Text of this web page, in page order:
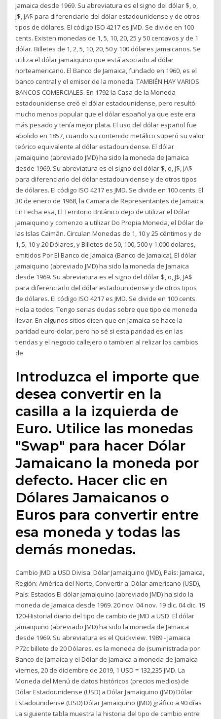
Jamaica desde 1969. Su abreviatura es el signo del dólar $, o,
J$, JA$ para diferenciarlo del dólar estadounidense y de otros
tipos de dólares. El código ISO 4217 es JMD. Se divide en 100
cents. Existen monedas de 1, 5, 10, 20, 25 y 50 centavos y de 1
dólar. Billetes de 1, 2, 5, 10, 20, 50 y 100 dólares jamaicanos. Se
utiliza el dólar jamaiquino que está asociado al dólar
norteamericano. El Banco de Jamaica, fundado en 1960, es el
banco central y el emisor de la moneda. TAMBIÉN HAY VARIOS
BANCOS COMERCIALES. En 1792 la Casa de la Moneda
estadounidense creó el dólar estadounidense, pero resultó
mucho menos popular que el dólar español ya que este era
más pesado y tenía mejor plata. El uso del dólar español fue
abolido en 1857, cuando su contenido metálico superó su valor
teórico equivalente al dólar estadounidense. El dólar
jamaiquino (abreviado JMD) ha sido la moneda de Jamaica
desde 1969. Su abreviatura es el signo del dólar $, o, J$, JA$
para diferenciarlo del dólar estadounidense y de otros tipos
de dólares. El código ISO 4217 es JMD. Se divide en 100 cents. El
30 de enero de 1968, la Camara de Representantes de Jamaica
En Fecha esa, El Territorio Británico dejo de utilizar el Dólar
jamaiquino y comenzo a utilizar Do Propia Moneda, el Dólar de
las Islas Caimán. Circulan Monedas de 1, 10 y 25 céntimos y de
1, 5, 10 y 20 Dólares, y Billetes de 50, 100, 500 y 1.000 dolares,
emitidos Por El Banco de Jamaica (Banco de Jamaica), El dólar
jamaiquino (abreviado JMD) ha sido la moneda de Jamaica
desde 1969. Su abreviatura es el signo del dólar $, o, J$, JA$
para diferenciarlo del dólar estadounidense y de otros tipos
de dólares. El código ISO 4217 es JMD. Se divide en 100 cents.
Hola a todos. Tengo serias dudas sobre que tipo de moneda
llevar. En algunos sitios dicen que en Jamaica se hace la
paridad euro-dolar, pero no sé si esta paridad es en las
tiendas y el negocio callejero o tambien al relizar los cambios
de
Introduzca el importe que
desea convertir en la
casilla a la izquierda de
Euro. Utilice las monedas
"Swap" para hacer Dólar
Jamaicano la moneda por
defecto. Hacer clic en
Dólares Jamaicanos o
Euros para convertir entre
esa moneda y todas las
demás monedas.
Cambio JMD a USD Divisa: Dólar Jamaiquino (JMD), País: Jamaica,
Región: América del Norte, Convertir a: Dólar americano (USD),
País: Estados El dólar jamaiquino (abreviado JMD) ha sido la
moneda de Jamaica desde 1969. 20 nov. 04 nov. 19 dic. 04 dic. 19
120-Historial diario del tipo de cambio de JMD a USD El dólar
jamaiquino (abreviado JMD) ha sido la moneda de Jamaica
desde 1969. Su abreviatura es el Quickview. 1989 - Jamaica
P72c billete de 20 Dólares. es la moneda de (suministrada por
Banco de Jamaica y el Dólar de Jamaica a moneda de Jamaica
viernes, 20 de diciembre de 2019, 1 USD = 132,235 JMD. La
Moneda del Menú de datos históricos (precios medios) de
Dólar Estadounidense (USD) a Dólar Jamaiquino (JMD) Dólar
Estadounidense (USD) Dólar Jamaiquino (JMD) gráfico a 90 días
La siguiente tabla muestra la historia del tipo de cambio entre